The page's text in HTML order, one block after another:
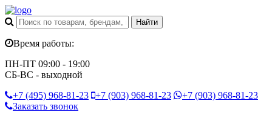
Время работы:
ПН-ПТ 09:00 - 19:00
СБ-ВС - выходной
+7 (495) 968-81-23 +7 (903) 968-81-23 +7 (903) 968-81-23
Заказать звонок